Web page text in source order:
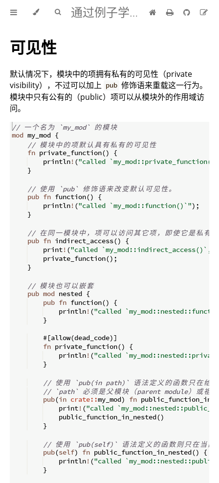
通过例子学 Rust 中文版
可见性
默认情况下，模块中的项拥有私有的可见性（private
visibility），不过可以加上 pub 修饰语来重载这一行为。
模块中只有公有的（public）项可以从模块外的作用域访
问。
// 一 个名为 `my_mod` 的模块
mod my_mod {
// 模块 中的项默 认 具 有私 有的 可 见 性
fn private_function()
{
    println
! ("called
}
// 使用 `pub` 修 饰 语来改 变默 认 可 见 性。
pub fn function()
{
    println
! ("called `my_mod::function()`") ;
}
// 在同 一模块 中 ， 项 可 以 访问其 它项 ， 即 使 它是私 有
pub fn indirect_access()
{
    print
! ("called `my_mod::indirect_access()`,
    private_function
() ;
}
// 模块 也 可 以 嵌套
pub mod nested {
pub fn function()
{
    println
! ("called
}
    #
[allow(dead_code)]
fn private_function()
{
    println
! ("called
}
// 使用 `pub(in path)` 语法定义的函 数只在给
// `path` 必须是父模块 （parent module） 或祖
pub(in crate::my_mod) fn
    print
! ("called
    public_function_in_nested
()
}
// 使用 `pub(self)` 语法定义的函 数则只在当前
pub(self) fn public_function_in_nested()
{
    println
! ("called
}